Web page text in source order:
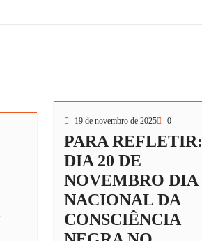
19 de novembro de 2025 0
PARA REFLETIR:
DIA 20 DE
NOVEMBRO DIA
NACIONAL DA
CONSCIÊNCIA